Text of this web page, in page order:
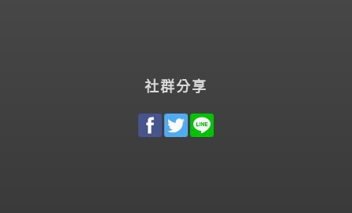
社群分享